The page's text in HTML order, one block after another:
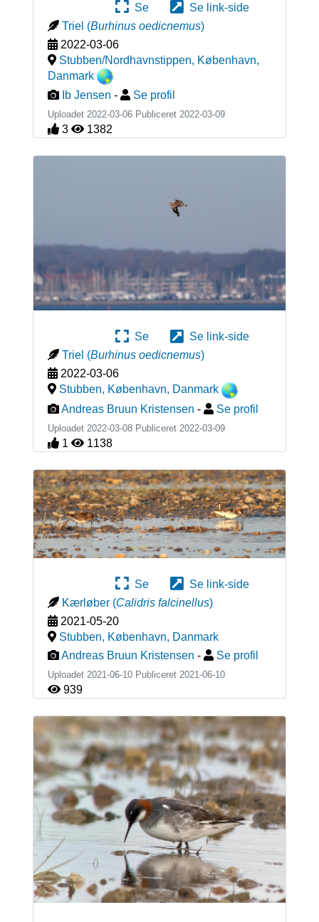
Se
Se link-side
Triel (Burhinus oedicnemus)
2022-03-06
Stubben/Nordhavnstippen, København,
Danmark
Ib Jensen - Se profil
Uploadet 2022-03-06 Publiceret 2022-03-09
3 1382
Se
Se link-side
Triel (Burhinus oedicnemus)
2022-03-06
Stubben, København, Danmark
Andreas Bruun Kristensen - Se profil
Uploadet 2022-03-08 Publiceret 2022-03-09
1 1138
Se
Se link-side
Kærløber (Calidris falcinellus)
2021-05-20
Stubben, København, Danmark
Andreas Bruun Kristensen - Se profil
Uploadet 2021-06-10 Publiceret 2021-06-10
939